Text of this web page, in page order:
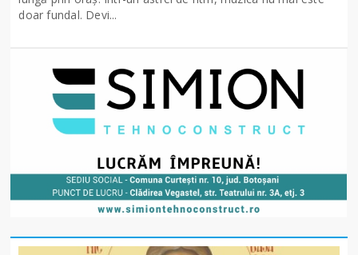
doar fundal. Devi...